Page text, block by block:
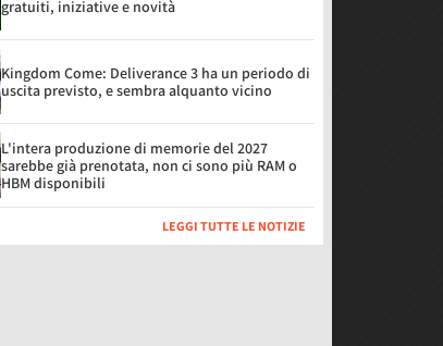
gratuiti, iniziative e novità
Kingdom Come: Deliverance 3 ha un periodo di
uscita previsto, e sembra alquanto vicino
L'intera produzione di memorie del 2027
sarebbe già prenotata, non ci sono più RAM o
HBM disponibili
LEGGI TUTTE LE NOTIZIE